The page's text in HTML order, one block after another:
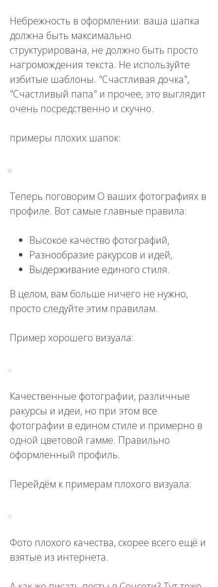
Небрежность в оформлении: ваша шапка
должна быть максимально
структурирована, не должно быть просто
нагромождения текста. Не используйте
избитые шаблоны. "Счастливая дочка",
"Счастливый папа" и прочее, это выглядит
очень посредственно и скучно.
примеры плохих шапок:
Теперь поговорим О ваших фотографиях в
профиле. Вот самые главные правила:
Высокое качество фотографий,
Разнообразие ракурсов и идей,
Выдерживание единого стиля.
В целом, вам больше ничего не нужно,
просто следуйте этим правилам.
Пример хорошего визуала:
Качественные фотографии, различные
ракурсы и идеи, но при этом все
фотографии в едином стиле и примерно в
одной цветовой гамме. Правильно
оформленный профиль.
Перейдём к примерам плохого визуала:
Фото плохого качества, скорее всего ещё и
взятые из интернета.